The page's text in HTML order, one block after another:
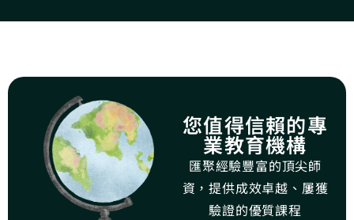
您值得信賴的專
業教育機構
匯聚經驗豐富的頂尖師
資，提供成效卓越、屢獲
驗證的優質課程